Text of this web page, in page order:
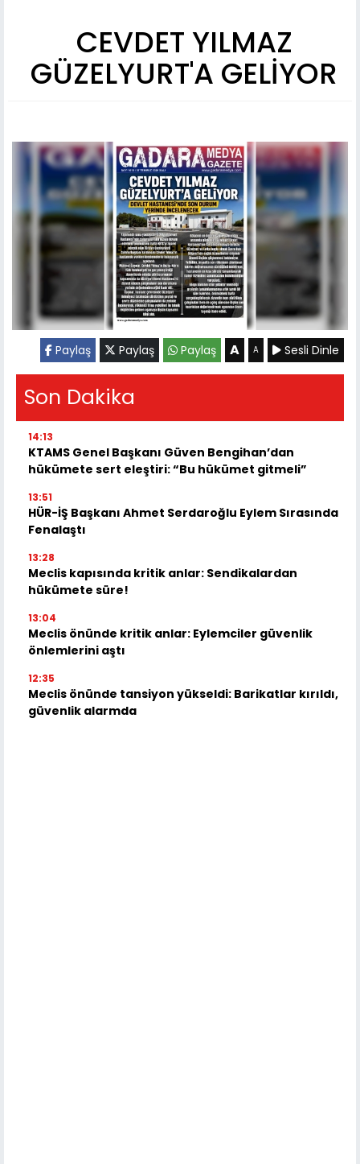
CEVDET YILMAZ
GÜZELYURT'A GELİYOR
Paylaş Paylaş Paylaş A A Sesli Dinle
Son Dakika
14:13
KTAMS Genel Başkanı Güven Bengihan’dan
hükümete sert eleştiri: “Bu hükümet gitmeli”
13:51
HÜR-İŞ Başkanı Ahmet Serdaroğlu Eylem Sırasında
Fenalaştı
13:28
Meclis kapısında kritik anlar: Sendikalardan
hükümete süre!
13:04
Meclis önünde kritik anlar: Eylemciler güvenlik
önlemlerini aştı
12:35
Meclis önünde tansiyon yükseldi: Barikatlar kırıldı,
güvenlik alarmda